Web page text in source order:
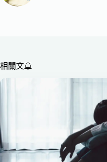
相關文章